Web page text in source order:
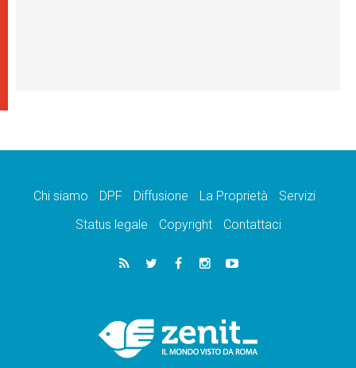
Chi siamo DPF Diffusione La Proprietà
Servizi
Status legale
Copyright Contattaci